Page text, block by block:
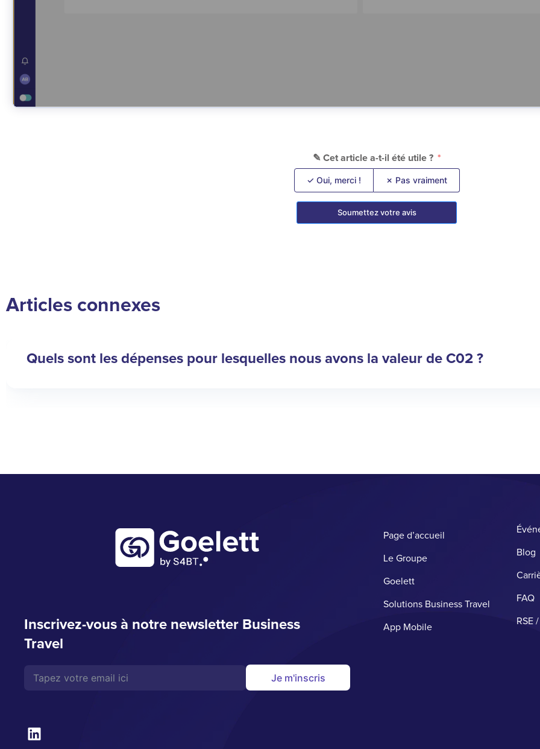
✎ Cet article a-t-il été utile ?
✓ Oui, merci ! ✗ Pas vraiment
Soumettez votre avis
Articles connexes
Quels sont les dépenses pour lesquelles nous avons la valeur de C02 ?
Inscrivez-vous à notre newsletter Business
Travel
Je m'inscris
Page d’accueil
Le Groupe
Goelett
Solutions Business Travel
App Mobile
Blog
FAQ
RSE